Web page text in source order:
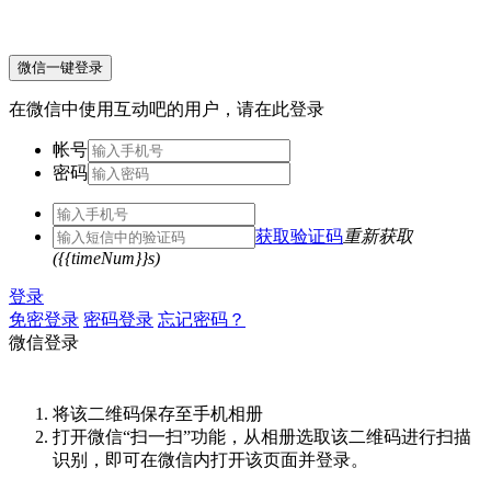
微信一键登录
在微信中使用互动吧的用户，请在此登录
帐号
密码
获取验证码重新获取
({{timeNum}}s)
登录
免密登录 密码登录 忘记密码？
微信登录
将该二维码保存至手机相册
打开微信“扫一扫”功能，从相册选取该二维码进行扫描
识别，即可在微信内打开该页面并登录。